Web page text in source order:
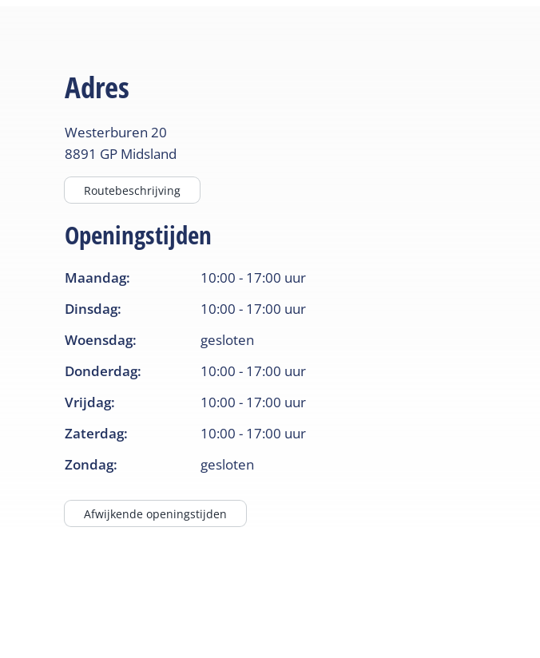
Adres
Westerburen 20
8891 GP Midsland
Routebeschrijving
Openingstijden
Maandag: 10:00 - 17:00 uur
Dinsdag: 10:00 - 17:00 uur
Woensdag:
gesloten
Donderdag: 10:00 - 17:00 uur
Vrijdag: 10:00 - 17:00 uur
Zaterdag: 10:00 - 17:00 uur
Zondag: gesloten
Afwijkende openingstijden